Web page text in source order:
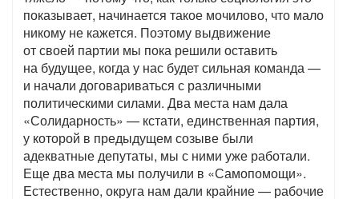
показывает, начинается такое мочилово, что мало
никому не кажется. Поэтому выдвижение
от своей партии мы пока решили оставить
на будущее, когда у нас будет сильная команда —
и начали договариваться с различными
политическими силами. Два места нам дала
«Солидарность» — кстати, единственная партия,
у которой в предыдущем созыве были
адекватные депутаты, мы с ними уже работали.
Еще два места мы получили в «Самопомощи».
Естественно, округа нам дали крайние — рабочие